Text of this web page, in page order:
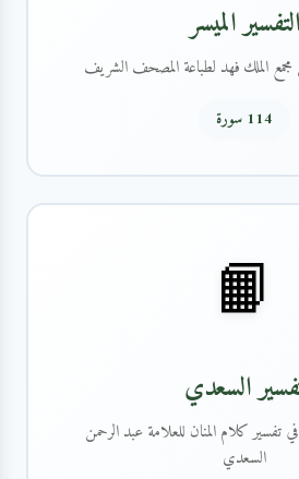
التفسير الميسر
الملك فهد لطباعة المصحف الشريف
114 سورة
📙
السعدي
تفسير كلام المنان للعلامة عبد الرحمن
السعدي